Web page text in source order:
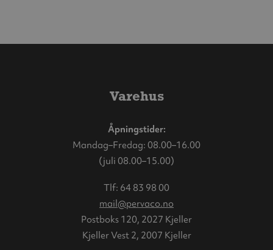
Varehus
Åpningstider:
Mandag–Fredag: 08.00–16.00
(juli 08.00–15.00)
Tlf: 64 83 98 00
mail@pervaco.no
Postboks 120, 2027 Kjeller
Kjeller Vest 2, 2007 Kjeller